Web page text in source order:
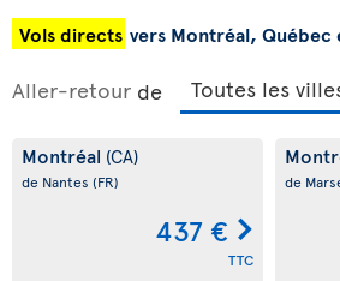
Vols directs vers Montréal, Québec
Aller-retour de
Montréal (CA)
de Nantes (FR)
437 €
TTC
de